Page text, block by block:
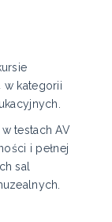
w kategorii
testach AV
i pełnej
sal